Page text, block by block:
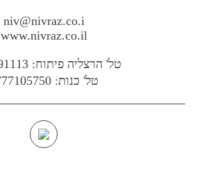
niv@nivraz.co.i
www.nivraz.co.il
טל' הרצליה פיתוח: 0505491113
טל' כנות: 0777105750